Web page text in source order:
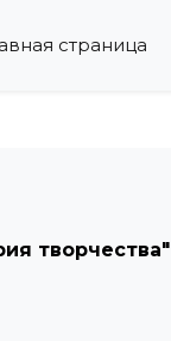
страница
творчества"